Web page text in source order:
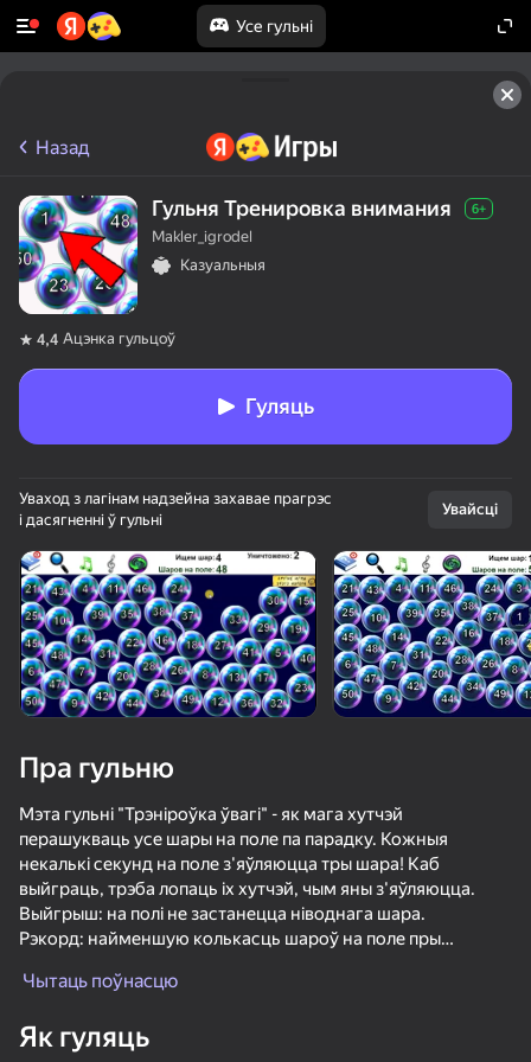
Усе гульні
Павярніце прыладу
Гульня працуе толькі ў гарызантальнай
арыентацыі
Воздушные Шарики: Надуть и НЕ Лопать!
Назад
Гульня Тренировка внимания 6+
Makler_igrodel
Казуальныя
4,4 Ацэнка гульцоў
Гуляць
Уваход з лагінам надзейна захавае прагрэс
і дасягненні ў гульні
Увайсці
Пра гульню
Мэта гульні "Трэніроўка ўвагі" - як мага хутчэй
перашукваць усе шары на поле па парадку. Кожныя
некалькі секунд на поле з'яўляюцца тры шара! Каб
выйграць, трэба лопаць іх хутчэй, чым яны з'яўляюцца.
Выйгрыш: на полі не застанецца ніводнага шара.
Рэкорд: найменшую колькасць шароў на поле пры
Пройгрыш: на поле будзе 70 або больш шароў (просьба не
любымі нумарамі!).
Чытаць поўнасцю
Як гуляць